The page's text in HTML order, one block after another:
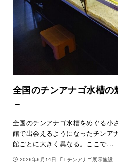
全国のチンアナゴ水槽
－
全国のチンアナゴ水槽をめぐる小
館で出会えるようになったチンア
館ごとに大きく異なる。ここで…
2026年6月14日 チンアナゴ展示施設